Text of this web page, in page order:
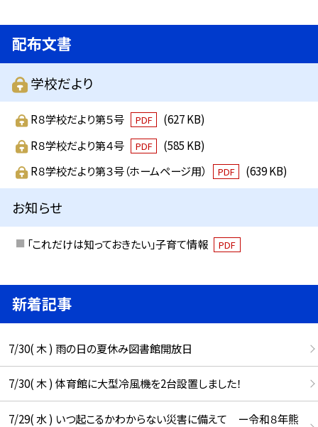
配布文書
学校だより
R８学校だより第５号 PDF
(627 KB)
R８学校だより第４号
PDF
(585 KB)
R８学校だより第３号（ホームページ用）
PDF (639 KB)
お知らせ
「これだけは知っておきたい」子育て情報 PDF
新着記事
7/30( 木 ) 雨の日の夏休み図書館開放日
7/30( 木 ) 体育館に大型冷風機を2台設置しました！
7/29( 水 ) いつ起こるかわからない災害に備えて ー令和８年熊